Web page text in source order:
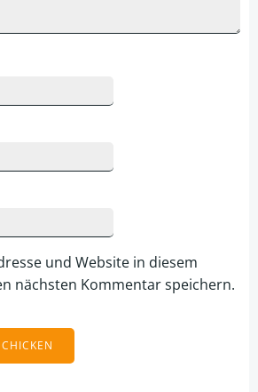
und Website in diesem
nächsten Kommentar speichern.